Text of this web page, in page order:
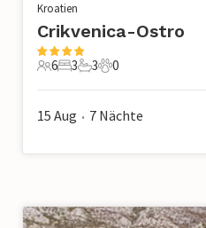
Kroatien
Crikvenica-Ostro
6 Gäste
6
3 Schlafzimmer
3
3 Badezimmer
3
0 Haustiere
0
15 Aug • 7 Nächte